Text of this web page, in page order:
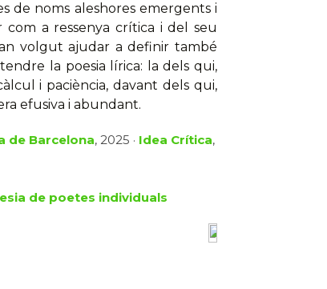
de noms aleshores emergents i
a ressenya crítica i del seu
volgut ajudar a definir també
la poesia lírica: la dels qui,
i paciència, davant dels qui,
efusiva i abundant.
de Barcelona, 2025 · Idea Crítica,
de poetes individuals